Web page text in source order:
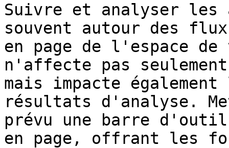
Suivre et analyser les
souvent autour des
en page de l'espace
n'affecte pas
mais impacte
résultats d'analyse.
prévu une barre
en page, offrant les